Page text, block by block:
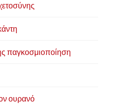
παγκοσμιοποίηση
ουρανό